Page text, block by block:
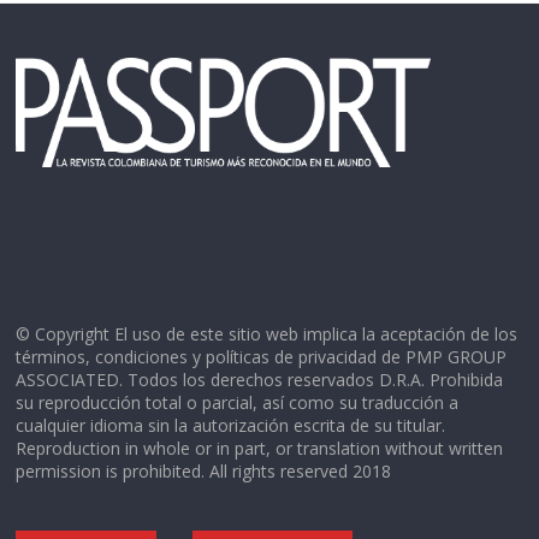
© Copyright El uso de este sitio web implica la aceptación de los
términos, condiciones y políticas de privacidad de PMP GROUP
ASSOCIATED. Todos los derechos reservados D.R.A. Prohibida
su reproducción total o parcial, así como su traducción a
cualquier idioma sin la autorización escrita de su titular.
Reproduction in whole or in part, or translation without written
permission is prohibited. All rights reserved 2018